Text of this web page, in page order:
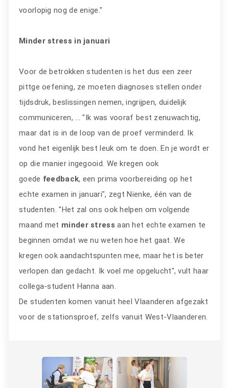
voorlopig nog de enige."
Minder stress in januari
Voor de betrokken studenten is het dus een zeer
pittge oefening, ze moeten diagnoses stellen onder
tijdsdruk, beslissingen nemen, ingrijpen, duidelijk
communiceren, ... "Ik was vooraf best zenuwachtig,
maar dat is in de loop van de proef verminderd. Ik
vond het eigenlijk best leuk om te doen. En je wordt er
op die manier ingegooid. We kregen ook
goede feedback, een prima voorbereiding op het
echte examen in januari", zegt Nienke, één van de
studenten. "Het zal ons ook helpen om volgende
maand met minder stress aan het echte examen te
beginnen omdat we nu weten hoe het gaat. We
kregen ook aandachtspunten mee, maar het is beter
verlopen dan gedacht. Ik voel me opgelucht", vult haar
collega-student Hanna aan.
De studenten komen vanuit heel Vlaanderen afgezakt
voor de stationsproef, zelfs vanuit West-Vlaanderen.